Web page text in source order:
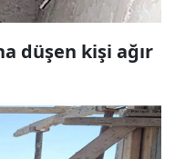
düşen kişi ağır